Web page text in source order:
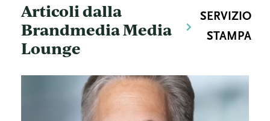
Articoli dalla
Brandmedia Media
Lounge
SERVIZIO
STAMPA